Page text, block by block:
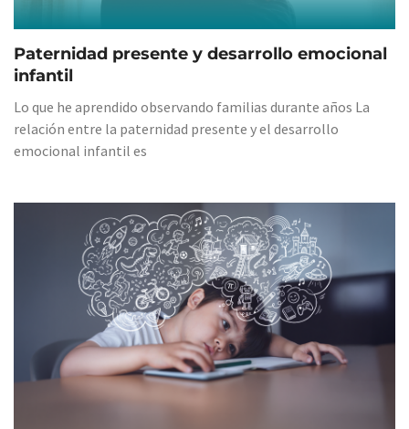
Paternidad presente y desarrollo emocional
infantil
Lo que he aprendido observando familias durante años La
relación entre la paternidad presente y el desarrollo
emocional infantil es